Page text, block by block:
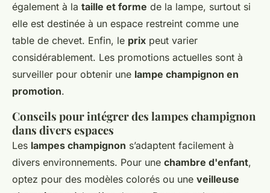
également à la taille et forme de la lampe, surtout si
elle est destinée à un espace restreint comme une
table de chevet. Enfin, le prix peut varier
considérablement. Les promotions actuelles sont à
surveiller pour obtenir une lampe champignon en
promotion.
Conseils pour intégrer des lampes champignon
dans divers espaces
Les lampes champignon s’adaptent facilement à
divers environnements. Pour une chambre d'enfant,
optez pour des modèles colorés ou une veilleuse